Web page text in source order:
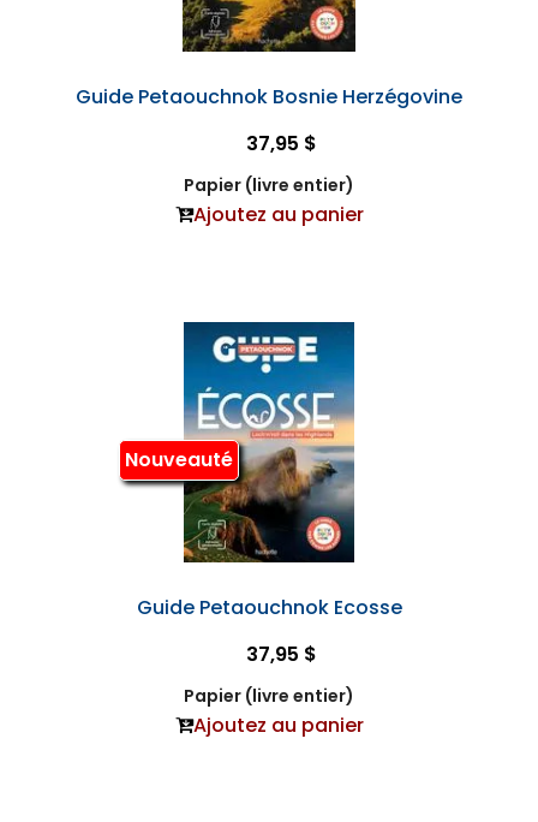
Guide Petaouchnok Bosnie Herzégovine
37,95 $
Papier (livre entier)
Ajoutez au panier
Nouveauté
Guide Petaouchnok Ecosse
37,95 $
Papier (livre entier)
Ajoutez au panier